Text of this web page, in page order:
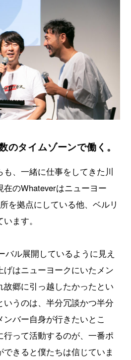
のタイムゾーンで働く。
、一緒に仕事をしてきた川
のWhateverはニューヨー
を拠点にしている他、ベルリ
ます。
バル展開しているように見え
げはニューヨークにいたメン
郷に引っ越したかったとい
いうのは、半分冗談かつ半分
バー自身が行きたいとこ
行って活動するのが、一番ポ
きると僕たちは信じていま